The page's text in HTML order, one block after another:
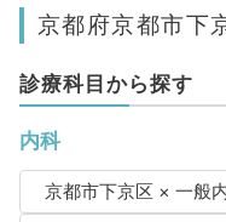
京都府京都市下
診療科目から探す
内科
京都市下京区 × 一般